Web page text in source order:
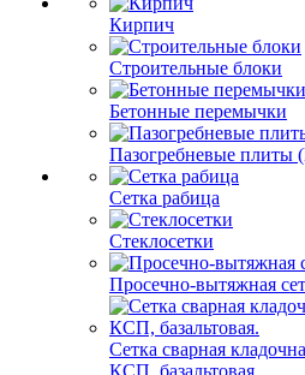
Кирпич
Строительные блоки
Бетонные перемычки
Пазогребневые плиты
Сетка рабица
Стеклосетки
Просечно-вытяжная
Сетка сварная
КСП, базальтовая.